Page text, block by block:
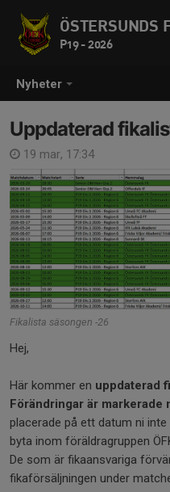
Nyheter
ÖSTERSUNDS
P19 - 2026
Uppdaterad
19 mar, 17:34
Fikalista säsongen -26
Hej,
Här kommer en uppdaterad
Förändringar är markerade
placerade på ett datum ni
byta inom föräldragruppen
De som är fikaansvariga
fikaförsäljningen under